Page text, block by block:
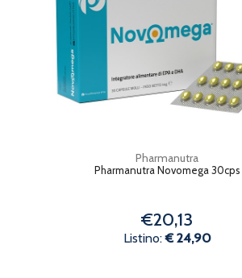
Pharmanutra
Pharmanutra Novomega 30cps
€20,13
Listino:€ 24,90